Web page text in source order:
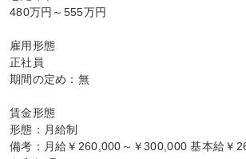
480万円～555万円
雇用形態
正社員
期間の定め：無
賃金形態
形態：月給制
備考：月給￥260,000～￥300,000 基本給￥